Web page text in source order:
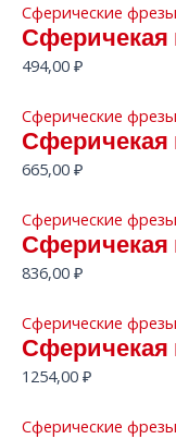
Сферические фрезы
Сферичекая
494,00 ₽
Сферические фрезы
Сферичекая
665,00 ₽
Сферические фрезы
Сферичекая
836,00 ₽
Сферические фрезы
Сферичекая
1254,00 ₽
Сферические фрезы